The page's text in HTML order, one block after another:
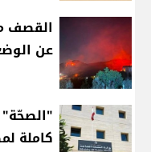
القصف
عن
كاملة